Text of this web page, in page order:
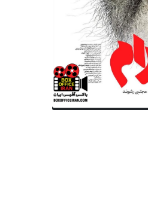
سینمای ایران
فیلم جدید شهرام مکری به
سنگاپور دعوت شد